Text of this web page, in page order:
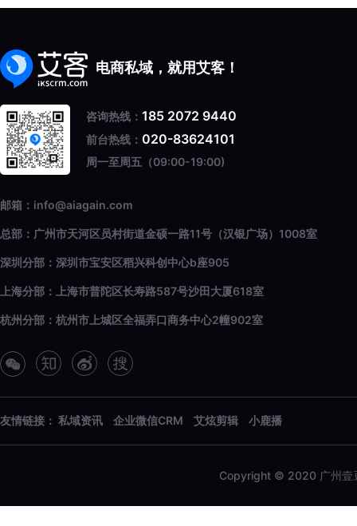
电商私域，就用艾客！
咨询热线： 185 2072 9440
前台热线： 020-83624101
周一至周五（09:00-19:00)
邮箱：info@aiagain.com
总部：广州市天河区员村街道金硕一路11号（汉银广场）1008室
深圳分部：深圳市宝安区稻兴科创中心b座905
上海分部：上海市普陀区长寿路587号沙田大厦618室
杭州分部：杭州市上城区全福弄口商务中心2幢902室
友情链接： 私域资讯 企业微信CRM 艾炫剪辑 小鹿播
Copyright © 2020 广州壹